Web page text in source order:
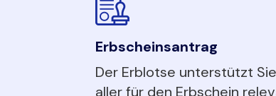
Erbscheinsantrag
Der Erblotse unterstützt
aller für den Erbschein